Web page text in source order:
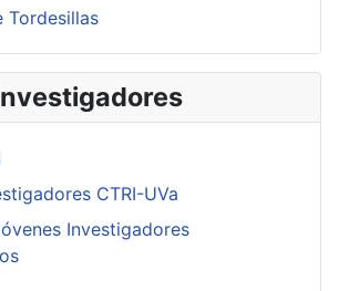
Tordesillas
CTRI-UVa
Investigadores